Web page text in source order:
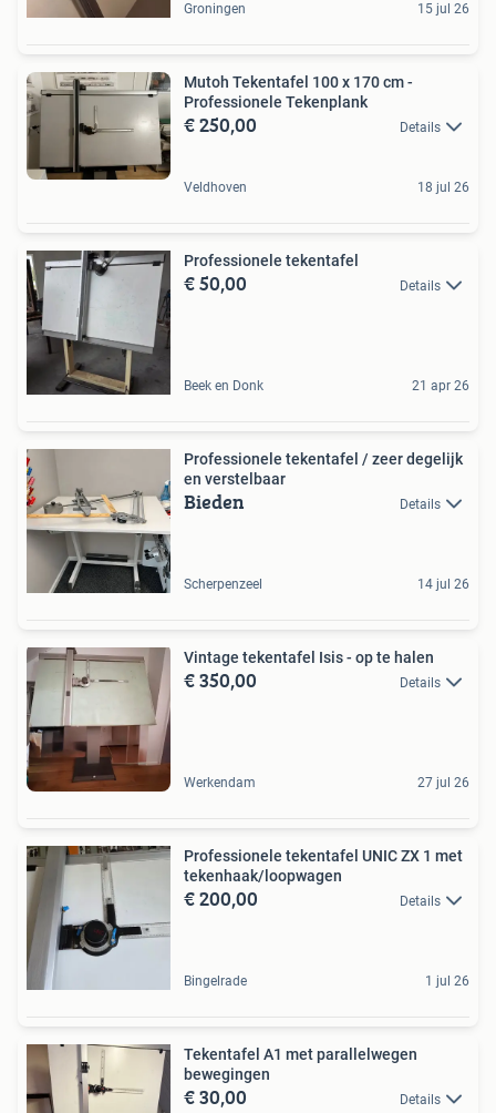
Groningen 15 jul 26
Mutoh Tekentafel 100 x 170 cm -
Professionele Tekenplank
€ 250,00 Details
Veldhoven 18 jul 26
Professionele tekentafel
€ 50,00 Details
Beek en Donk 21 apr 26
Professionele tekentafel / zeer degelijk
en verstelbaar
Bieden Details
Scherpenzeel 14 jul 26
Vintage tekentafel Isis - op te halen
€ 350,00 Details
Werkendam 27 jul 26
Professionele tekentafel UNIC ZX 1 met
tekenhaak/loopwagen
€ 200,00 Details
Bingelrade 1 jul 26
Tekentafel A1 met parallelwegen
bewegingen
€ 30,00 Details